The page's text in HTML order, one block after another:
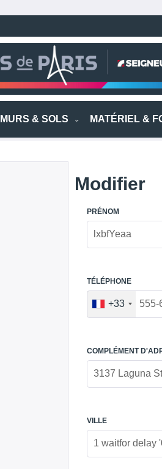
MURS & SOLS MATÉRIEL &
Modifier
PRÉNOM
TÉLÉPHONE
+33
COMPLÉMENT
VILLE